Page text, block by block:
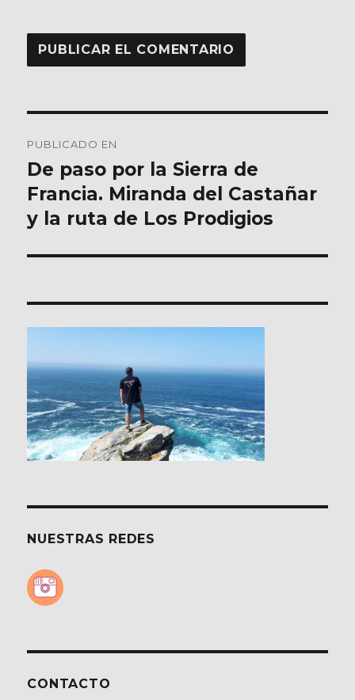
de
entradas
PUBLICADO EN
De paso por la Sierra de
Francia. Miranda del Castañar
y la ruta de Los Prodigios
NUESTRAS REDES
CONTACTO